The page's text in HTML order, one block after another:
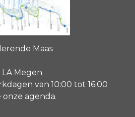
Maas
Megen
van 10:00 tot 16:00
onze agenda.